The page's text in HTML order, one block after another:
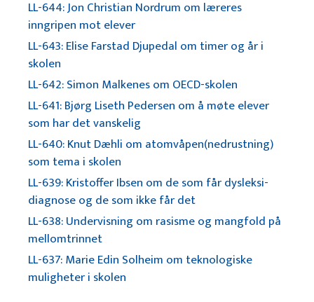
LL-644: Jon Christian Nordrum om læreres
inngripen mot elever
LL-643: Elise Farstad Djupedal om timer og år i
skolen
LL-642: Simon Malkenes om OECD-skolen
LL-641: Bjørg Liseth Pedersen om å møte elever
som har det vanskelig
LL-640: Knut Dæhli om atomvåpen(nedrustning)
som tema i skolen
LL-639: Kristoffer Ibsen om de som får dysleksi-
diagnose og de som ikke får det
LL-638: Undervisning om rasisme og mangfold på
mellomtrinnet
LL-637: Marie Edin Solheim om teknologiske
muligheter i skolen